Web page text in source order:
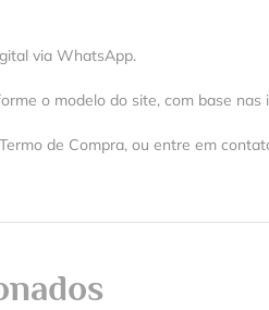
via WhatsApp.
o modelo do site, com base
de Compra, ou entre em